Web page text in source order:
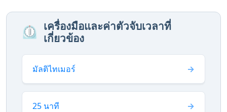
⏲️ เครื่องมือและค่าตัวจับเวลาที่
เกี่ยวข้อง
มัลติไทเมอร์
25 นาที